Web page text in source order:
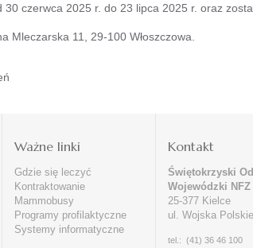
czerwca 2025 r. do 23 lipca 2025 r. oraz
Mleczarska 11, 29-100 Włoszczowa.
Ważne linki
Gdzie się leczyć
Kontraktowanie
Mammobusy
Programy profilaktyczne
Systemy informatyczne
Kontakt
Świętokrzyski
Wojewódzki NFZ
25-377 Kielce
ul. Wojska
tel.: (41) 36 46 100